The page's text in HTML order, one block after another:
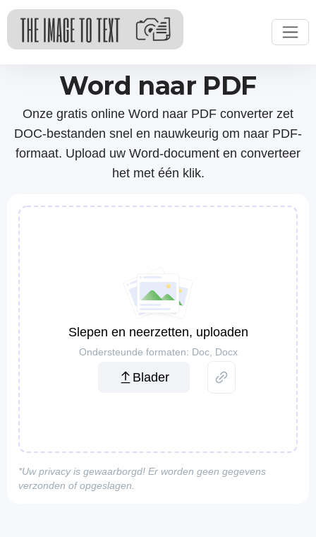
Word naar PDF
Onze gratis online Word naar PDF converter zet
DOC-bestanden snel en nauwkeurig om naar PDF-
formaat. Upload uw Word-document en converteer
het met één klik.
Slepen en neerzetten, uploaden
Ondersteunde formaten: Doc, Docx
Blader
*Uw privacy is gewaarborgd! Er worden geen gegevens
verzonden of opgeslagen.